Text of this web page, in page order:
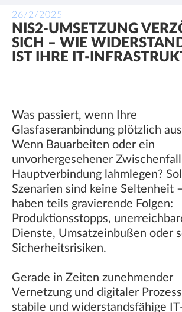
26/2/2025
NIS2-UMSETZUNG
SICH – WIE
IST IHRE IT-
Was passiert, wenn Ihre
Glasfaseranbindung plötzlich
Wenn Bauarbeiten oder ein
unvorhergesehener
Hauptverbindung lahmlegen?
Szenarien sind keine Seltenheit
haben teils gravierende Folgen:
Produktionsstopps,
Dienste, Umsatzeinbußen oder
Sicherheitsrisiken.
Gerade in Zeiten zunehmender
Vernetzung und digitaler
stabile und widerstandsfähige